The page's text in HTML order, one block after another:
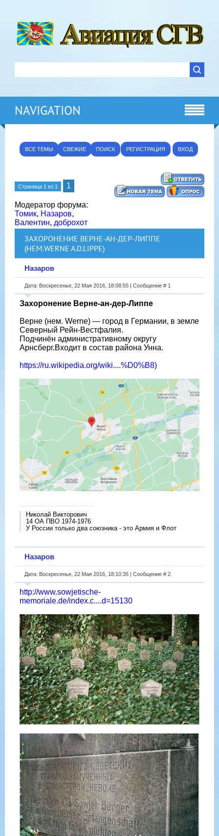
NAVIGATION
ВСЕ ТЕМЫ СВЕЖИЕ ПОИСК РЕГИСТРАЦИЯ ВХОД
Страница 1 из 1 1
Модератор форума:
Томик, Назаров,
Валентин, доброхот
ЗАХОРОНЕНИЕ ВЕРНЕ-АН-ДЕР-ЛИППЕ
(НЕМ.WERNE A.D.LIPPE)
Назаров
Дата: Воскресенье, 22 Мая 2016, 18:08:55 | Сообщение # 1
Захоронение Верне-ан-дер-Липпе
Верне (нем. Werne) — город в Германии, в земле
Северный Рейн-Вестфалия.
Подчинён административному округу
Арнсберг.Входит в состав района Унна.
https://ru.wikipedia.org/wiki....%D0%B8)
Николай Викторович
14 ОА ПВО 1974-1976
У России только два союзника - это Армия и Флот
Назаров
Дата: Воскресенье, 22 Мая 2016, 18:10:35 | Сообщение # 2
http://www.sowjetische-
memoriale.de/index.c....d=15130